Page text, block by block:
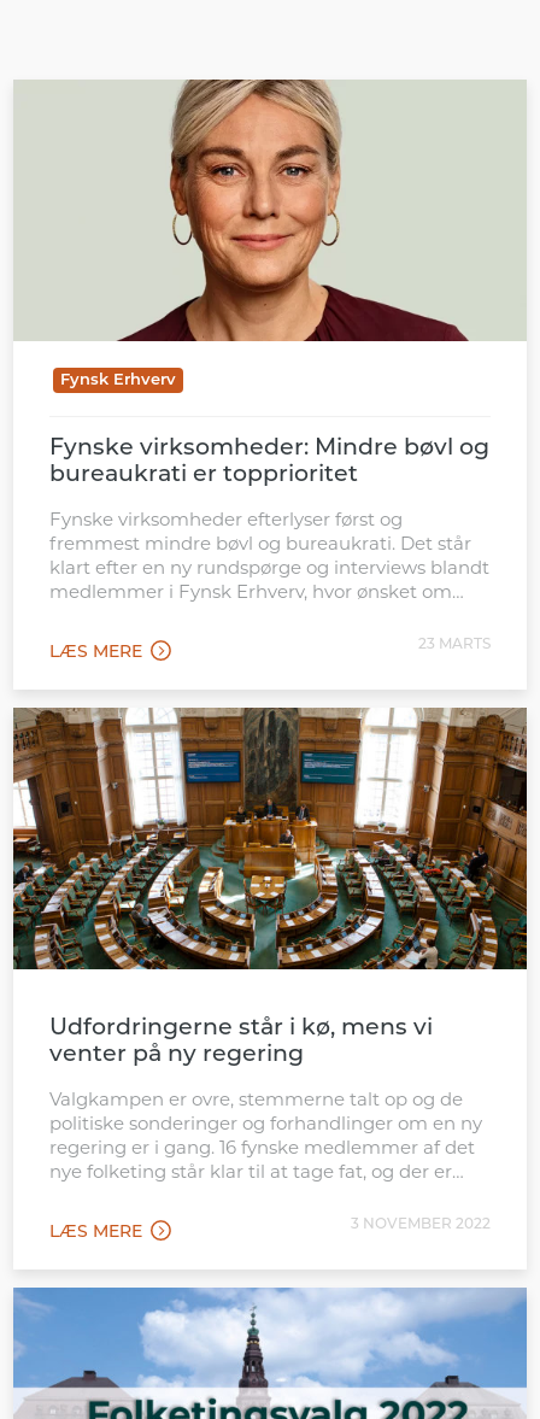
Fynsk Erhverv
Fynske virksomheder: Mindre bøvl og
bureaukrati er topprioritet
Fynske virksomheder efterlyser først og
fremmest mindre bøvl og bureaukrati. Det står
klart efter en ny rundspørge og interviews blandt
medlemmer i Fynsk Erhverv, hvor ønsket om
hurtigere sagsbehandling topper listen over,
hvad de fynskvalgte folketingspolitikere bør
prioritere efter valget. Den melding genkender
folketingsmedlem Trine Bramsen (S), som Fynsk
Erhverv […]
LÆS MERE 23 MARTS
Udfordringerne står i kø, mens vi
venter på ny regering
Valgkampen er ovre, stemmerne talt op og de
politiske sonderinger og forhandlinger om en ny
regering er i gang. 16 fynske medlemmer af det
nye folketing står klar til at tage fat, og der er
Der er sendt mange løfter afsted under
valgkampen, og nu […]
LÆS MERE 3 NOVEMBER 2022